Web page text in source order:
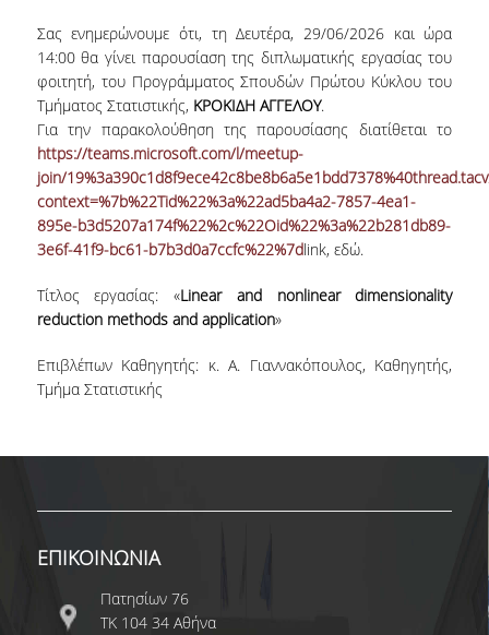
QSRANKINGS 2022
ACADEMIC REPUTATION QS2022
ΔΡΑΣΕΙΣ
ΕΡΓΑΣΤΗΡΙΑ
ΕΡΓΑΣΤΗΡΙΟ ΕΦΑΡΜΟΣΜΕΝΗΣ ΣΤΑΤΙΣΤΙΚΗΣ,
ΠΙΘΑΝΟΤΗΤΩΝ ΚΑΙ ΑΝΑΛΥΣΗΣ ΔΕΔΟΜΕΝΩΝ
ΕΡΓΑΣΤΗΡΙΟ ΣΤΑΤΙΣΤΙΚΗΣ ΜΕΘΟΔΟΛΟΓΙΑΣ
ΜΠΕΫΖΙΑΝΗΣ ΣΤΑΤΙΣΤΙΚΗΣ
EVENT CALENDAR
CALENDAR ΕΡΓΑΣΤΗΡΙΟΥ ΑΝΤΩΝΙΑΔΟΥ
Σας ενημερώνουμε ότι, τη Δευτέρα, 29/06/2026 και ώρα
14:00 θα γίνει παρουσίαση της διπλωματικής εργασίας του
φοιτητή, του Προγράμματος Σπουδών Πρώτου Κύκλου του
Τμήματος Στατιστικής, ΚΡΟΚΙΔΗ ΑΓΓΕΛΟΥ.
Για την παρακολούθηση της παρουσίασης διατίθεται το
https://teams.microsoft.com/l/meetup-
join/
context=%7b%22Tid%22%3a%22ad5ba4a2-7857-4ea1-
895e-b3d5207a174f%22%2c%22Oid%22%3a%22b281db89-
3e6f-41f9-bc61-b7b3d0a7ccfc%22%7dlink, εδώ.
Τίτλος εργασίας: «Linear and nonlinear dimensionality
reduction methods and application»
Επιβλέπων Καθηγητής: κ. Α. Γιαννακόπουλος, Καθηγητής,
Τμήμα Στατιστικής
ΕΠΙΚΟΙΝΩΝΙΑ
Πατησίων 76
ΤΚ 104 34 Αθήνα